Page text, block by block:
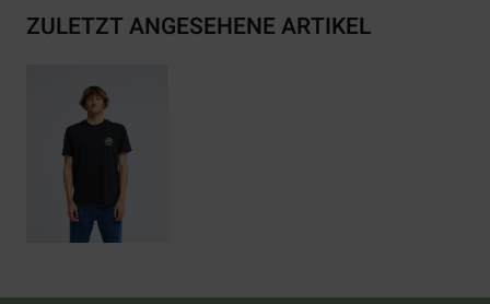
ZULETZT ANGESEHENE ARTIKEL